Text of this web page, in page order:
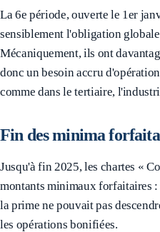
La 6e période, ouverte le 1er
sensiblement l'obligation
Mécaniquement, ils ont
donc un besoin accru
comme dans le tertiaire,
Fin des minima
Jusqu'à fin 2025, les chartes «
montants minimaux forfaitaires
la prime ne pouvait pas
les opérations bonifiées.